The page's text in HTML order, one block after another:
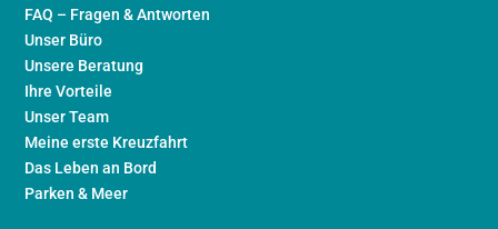
FAQ – Fragen & Antworten
Unser Büro
Unsere Beratung
Ihre Vorteile
Unser Team
Meine erste Kreuzfahrt
Das Leben an Bord
Parken & Meer